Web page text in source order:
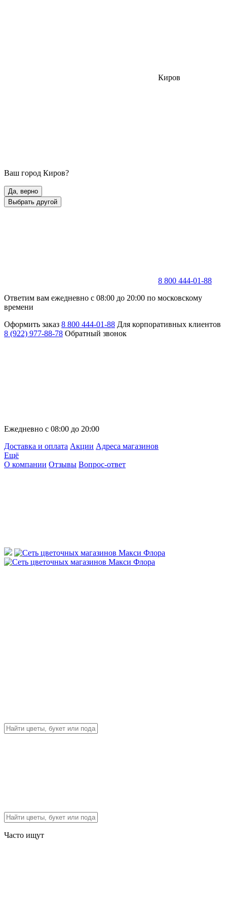
Киров
Ваш город Киров?
Да, верно
Выбрать другой
8 800 444-01-88
Ответим вам ежедневно с 08:00 до 20:00 по московскому
времени
Оформить заказ 8 800 444-01-88 Для корпоративных клиентов
8 (922) 977-88-78 Обратный звонок
Ежедневно с 08:00 до 20:00
Доставка и оплата Акции Адреса магазинов
Ещё
О компании Отзывы Вопрос-ответ
Часто ищут